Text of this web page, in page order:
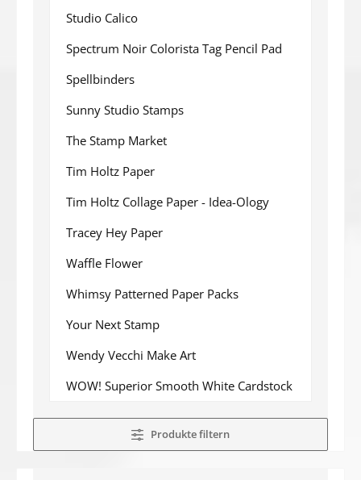
Studio Calico
Spectrum Noir Colorista Tag Pencil Pad
Spellbinders
Sunny Studio Stamps
The Stamp Market
Tim Holtz Paper
Tim Holtz Collage Paper - Idea-Ology
Tracey Hey Paper
Waffle Flower
Whimsy Patterned Paper Packs
Your Next Stamp
Wendy Vecchi Make Art
WOW! Superior Smooth White Cardstock
Produkte filtern